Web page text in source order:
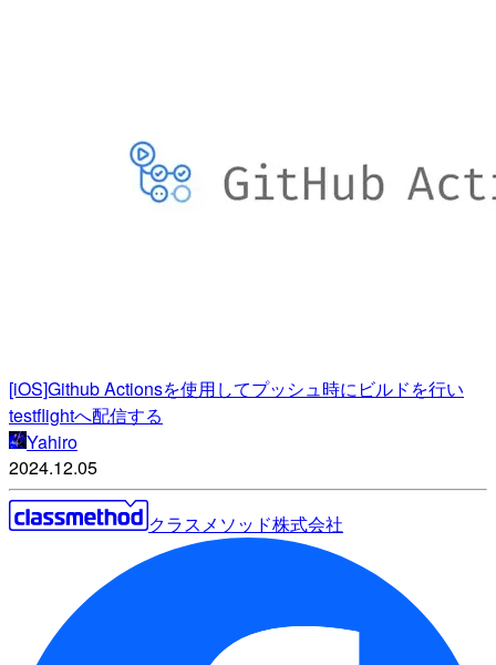
[iOS]Github Actionsを使用してプッシュ時にビルドを行い
testflightへ配信する
Yahiro
2024.12.05
クラスメソッド株式会社